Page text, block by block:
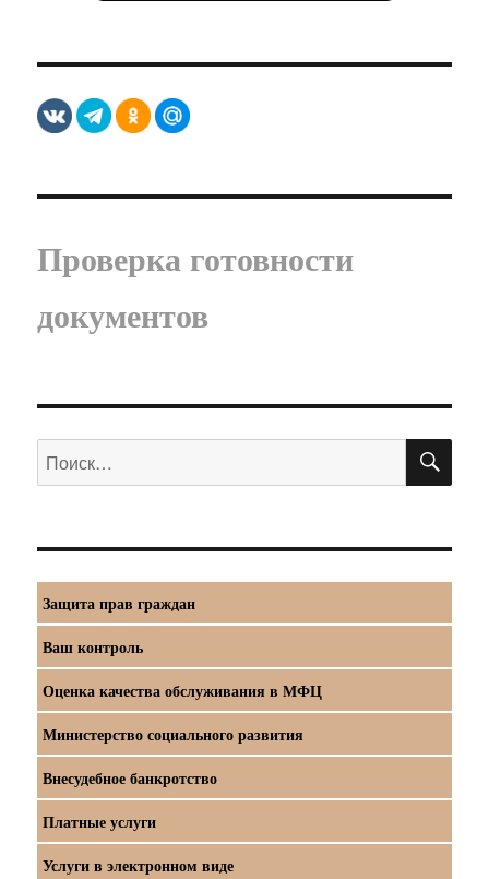
Проверка готовности
документов
Искать:
Защита прав граждан
Ваш контроль
Оценка качества обслуживания в МФЦ
Министерство социального развития
Внесудебное банкротство
Платные услуги
Услуги в электронном виде